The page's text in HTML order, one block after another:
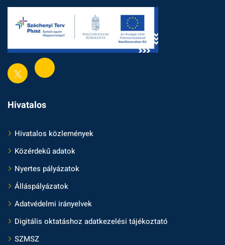
Hivatalos
Hivatalos közlemények
Közérdekű adatok
Nyertes pályázatok
Álláspályázatok
Adatvédelmi irányelvek
Digitális oktatáshoz adatkezelési tájékoztató
SZMSZ